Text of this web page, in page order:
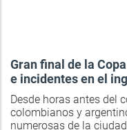
Gran final de la
e incidentes en el
Desde horas antes del
colombianos y
numerosas de la